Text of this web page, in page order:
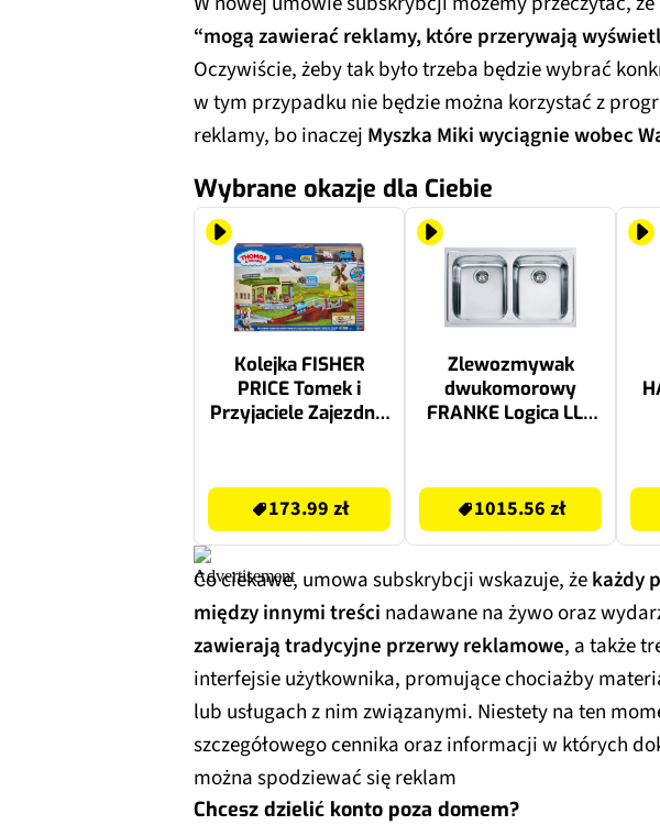
“mogą zawierać reklamy, które przerywają
Oczywiście, żeby tak było trzeba będzie wybrać
w tym przypadku nie będzie można korzystać z
reklamy, bo inaczej Myszka Miki wyciągnie wobec
Wybrane okazje dla Ciebie
Kolejka FISHER
PRICE Tomek i
Przyjaciele Zajezdnia
173.99 zł
Zlewozmywak
dwukomorowy
FRANKE Logica LLX
50x79
1015.56 zł
Co ciekawe, umowa subskrybcji wskazuje, żekażdy
między innymi treści nadawane na żywo oraz
zawierają tradycyjne przerwy reklamowe, a także
interfejsie użytkownika, promujące chociażby
lub usługach z nim związanymi. Niestety na ten
szczegółowego cennika oraz informacji w których
można spodziewać się reklam
Chcesz dzielić konto poza domem?